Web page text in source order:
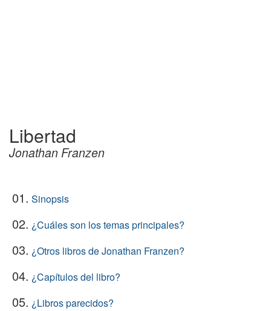
Libertad
Jonathan Franzen
01. Sinopsis
02. ¿Cuáles son los temas principales?
03. ¿Otros libros de Jonathan Franzen?
04. ¿Capítulos del libro?
05. ¿Libros parecidos?